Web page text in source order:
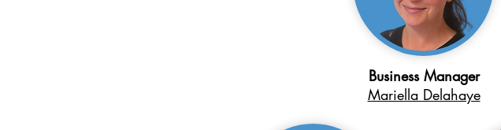
Business Manager
Mariella Delahaye